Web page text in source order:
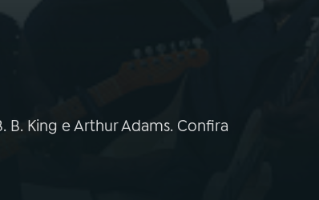
King e Arthur Adams. Confira